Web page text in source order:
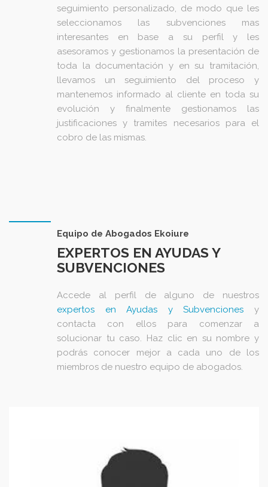
seguimiento personalizado, de modo que les
seleccionamos las subvenciones mas
interesantes en base a su perfil y les
asesoramos y gestionamos la presentación de
toda la documentación y en su tramitación,
llevamos un seguimiento del proceso y
mantenemos informado al cliente en toda su
evolución y finalmente gestionamos las
justificaciones y tramites necesarios para el
cobro de las mismas.
Equipo de Abogados Ekoiure
EXPERTOS EN AYUDAS Y
SUBVENCIONES
Accede al perfil de alguno de nuestros
expertos en Ayudas y Subvenciones y
contacta con ellos para comenzar a
solucionar tu caso. Haz clic en su nombre y
podrás conocer mejor a cada uno de los
miembros de nuestro equipo de abogados.